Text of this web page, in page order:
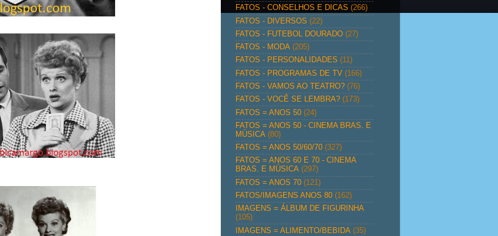
FATOS - CONSELHOS E DICAS (266)
FATOS - DIVERSOS (22)
FATOS - FUTEBOL DOURADO (27)
FATOS - MODA (205)
FATOS - PERSONALIDADES (11)
FATOS - PROGRAMAS DE TV (166)
FATOS - VAMOS AO TEATRO? (76)
FATOS - VOCÊ SE LEMBRA? (173)
FATOS = ANOS 50 (24)
FATOS = ANOS 50 - CINEMA BRAS. E
MÚSICA (80)
FATOS = ANOS 50/60/70 (327)
FATOS = ANOS 60 E 70 - CINEMA
BRAS. E MÚSICA (297)
FATOS = ANOS 70 (121)
FATOS/IMAGENS ANOS 80 (162)
IMAGENS = ÁLBUM DE FIGURINHA
(105)
IMAGENS = ALIMENTO/BEBIDA (35)